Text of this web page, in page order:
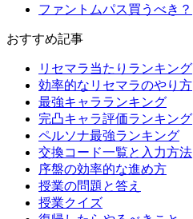
ファントムパス買うべき？
おすすめ記事
リセマラ当たりランキング
効率的なリセマラのやり方
最強キャラランキング
完凸キャラ評価ランキング
ペルソナ最強ランキング
交換コード一覧と入力方法
序盤の効率的な進め方
授業の問題と答え
授業クイズ